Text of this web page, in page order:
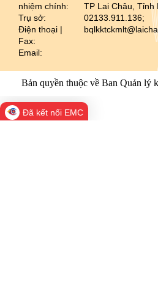
nhiệm chính:
Trụ sở:
Điện thoại |
Fax:
Email:
TP Lai Châu, Tỉnh
02133.911.136;
Bản quyền thuộc về Ban Quản lý
Đã kết nối EMC